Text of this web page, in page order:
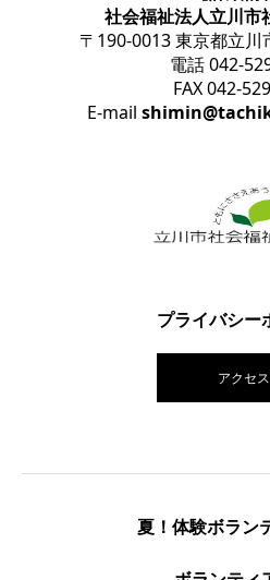
社会福祉法人立川市
〒190-0013 東京都立川
電話 042-
FAX 042-
E-mail
プライバシー
アクセス
夏！体験ボラン